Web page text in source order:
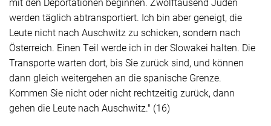
werden täglich abtransportiert. Ich bin aber geneigt, die
Leute nicht nach Auschwitz zu schicken, sondern nach
Österreich. Einen Teil werde ich in der Slowakei halten. Die
Transporte warten dort, bis Sie zurück sind, und können
dann gleich weitergehen an die spanische Grenze.
Kommen Sie nicht oder nicht rechtzeitig zurück, dann
gehen die Leute nach Auschwitz." (16)